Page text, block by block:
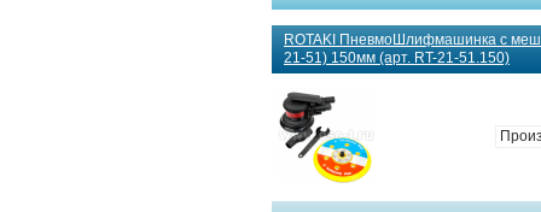
ROTAKI ПневмоШлифмашинка с
21-51) 150мм (арт. RT-21-51.150)